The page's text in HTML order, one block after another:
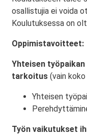
osallistujia ei voida
Koulutuksessa on
Oppimistavoitteet:
Yhteisen
tarkoitus (vain
Yhteisen
Työn vaikutukset